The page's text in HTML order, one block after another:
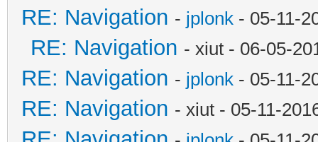
RE: Navigation - jplonk - 05-11-
RE: Navigation - xiut - 06-05-
RE: Navigation - jplonk - 05-11-
RE: Navigation - xiut - 05-11-